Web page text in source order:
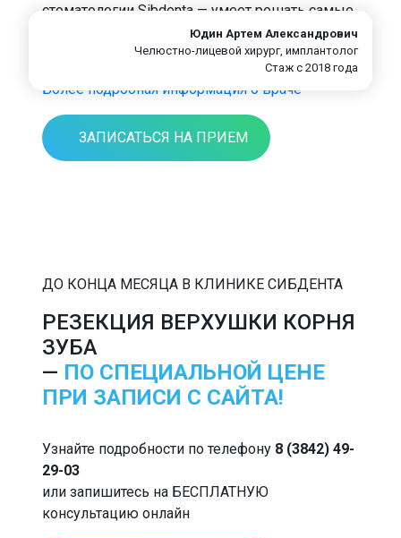
стоматологии Sibdenta — умеет решать самые
сложные ситуации и помогает, когда другие
врачи не могут найти решение.
Более подробная информация о враче
ЗАПИСАТЬСЯ НА ПРИЕМ
Юдин Артем Александрович
Челюстно-лицевой хирург, имплантолог
Стаж с 2018 года
ДО КОНЦА МЕСЯЦА В КЛИНИКЕ СИБДЕНТА
РЕЗЕКЦИЯ ВЕРХУШКИ КОРНЯ
ЗУБА
— ПО СПЕЦИАЛЬНОЙ ЦЕНЕ
ПРИ ЗАПИСИ С САЙТА!
Узнайте подробности по телефону 8 (3842) 49-
29-03
или запишитесь на БЕСПЛАТНУЮ
консультацию онлайн